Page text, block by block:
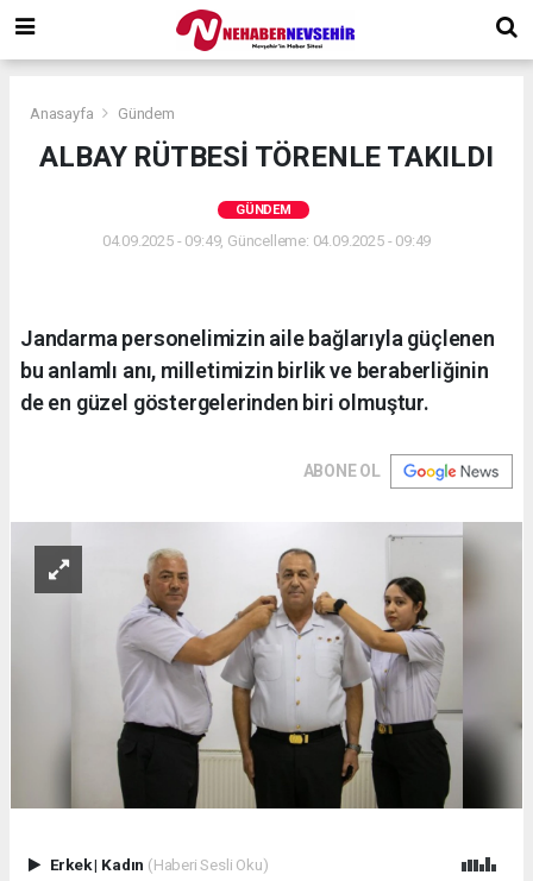
Anasayfa Gündem
ALBAY RÜTBESİ TÖRENLE TAKILDI
GÜNDEM
04.09.2025 - 09:49, Güncelleme: 04.09.2025 - 09:49
Jandarma personelimizin aile bağlarıyla güçlenen
bu anlamlı anı, milletimizin birlik ve beraberliğinin
de en güzel göstergelerinden biri olmuştur.
ABONE OL
Erkek| Kadın (Haberi Sesli Oku)